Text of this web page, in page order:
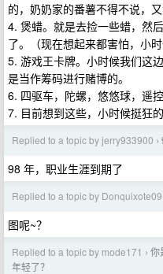
的，奶奶家的番薯不得不说，又
4. 煲蜡。就是去捡一些蜡，然
了。（现在想起来都害怕，小
5. 游戏王卡牌。小时候我们这
是当作筹码进行赌博的。
6. 四驱车，陀螺，悠悠球，遥控
7. 目前想到这些，小时候挺狂的
Replied to a topic by jerry933900 ›
98 年，职业生涯到期了
Replied to a topic by
图呢~？
Replied to a topic by mode171 › 你
年轻了？